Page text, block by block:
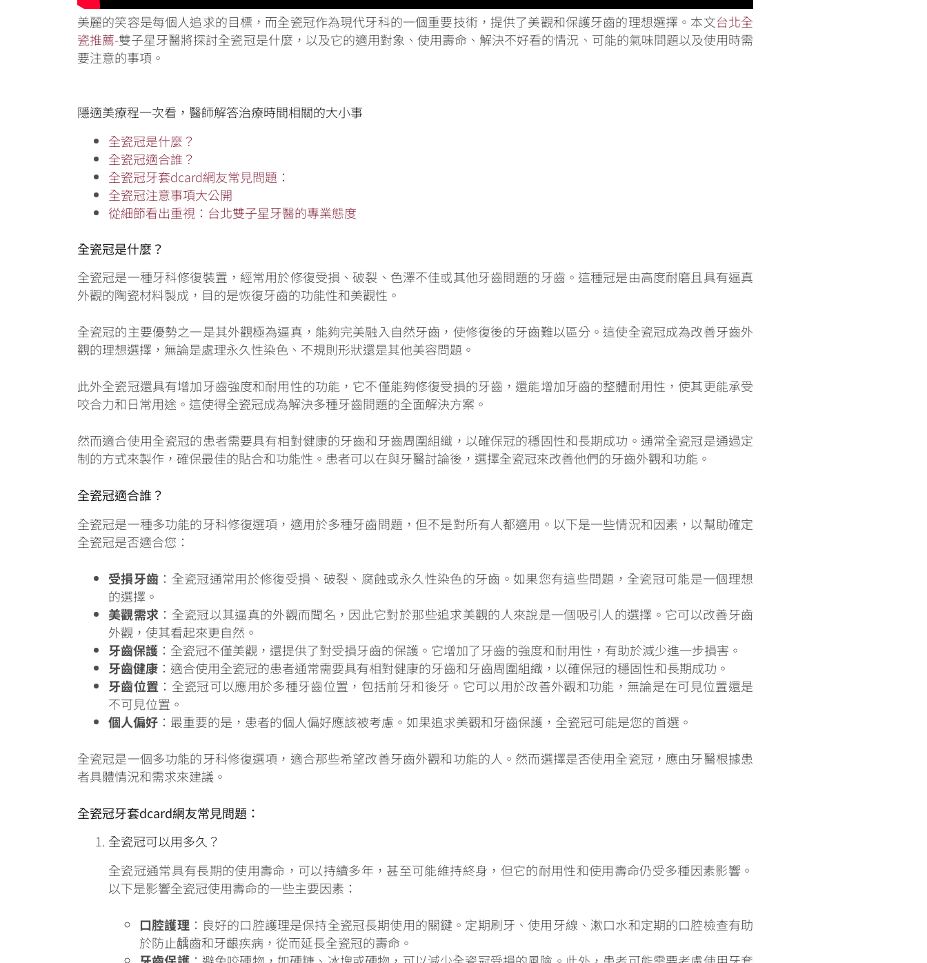
美麗的笑容是每個人追求的目標，而全瓷冠作為現代牙科的一個重要技術，提供了美觀和保護牙齒的理想選擇。本文台北全
瓷推薦-雙子星牙醫將探討全瓷冠是什麼，以及它的適用對象、使用壽命、解決不好看的情況、可能的氣味問題以及使用時需
要注意的事項。
隱適美療程一次看，醫師解答治療時間相關的大小事
全瓷冠是什麼？
全瓷冠適合誰？
全瓷冠牙套dcard網友常見問題：
全瓷冠注意事項大公開
從細節看出重視：台北雙子星牙醫的專業態度
全瓷冠是什麼？
全瓷冠是一種牙科修復裝置，經常用於修復受損、破裂、色澤不佳或其他牙齒問題的牙齒。這種冠是由高度耐磨且具有逼真
外觀的陶瓷材料製成，目的是恢復牙齒的功能性和美觀性。
全瓷冠的主要優勢之一是其外觀極為逼真，能夠完美融入自然牙齒，使修復後的牙齒難以區分。這使全瓷冠成為改善牙齒外
觀的理想選擇，無論是處理永久性染色、不規則形狀還是其他美容問題。
此外全瓷冠還具有增加牙齒強度和耐用性的功能，它不僅能夠修復受損的牙齒，還能增加牙齒的整體耐用性，使其更能承受
咬合力和日常用途。這使得全瓷冠成為解決多種牙齒問題的全面解決方案。
然而適合使用全瓷冠的患者需要具有相對健康的牙齒和牙齒周圍組織，以確保冠的穩固性和長期成功。通常全瓷冠是通過定
制的方式來製作，確保最佳的貼合和功能性。患者可以在與牙醫討論後，選擇全瓷冠來改善他們的牙齒外觀和功能。
全瓷冠適合誰？
全瓷冠是一種多功能的牙科修復選項，適用於多種牙齒問題，但不是對所有人都適用。以下是一些情況和因素，以幫助確定
全瓷冠是否適合您：
受損牙齒 ：全瓷冠通常用於修復受損、破裂、腐蝕或永久性染色的牙齒。如果您有這些問題，全瓷冠可能是一個理想
的選擇。
美觀需求 ：全瓷冠以其逼真的外觀而聞名，因此它對於那些追求美觀的人來說是一個吸引人的選擇。它可以改善牙齒
外觀，使其看起來更自然。
牙齒保護 ：全瓷冠不僅美觀，還提供了對受損牙齒的保護。它增加了牙齒的強度和耐用性，有助於減少進一步損害。
牙齒健康 ：適合使用全瓷冠的患者通常需要具有相對健康的牙齒和牙齒周圍組織，以確保冠的穩固性和長期成功。
牙齒位置 ：全瓷冠可以應用於多種牙齒位置，包括前牙和後牙。它可以用於改善外觀和功能，無論是在可見位置還是
不可見位置。
個人偏好 ：最重要的是，患者的個人偏好應該被考慮。如果追求美觀和牙齒保護，全瓷冠可能是您的首選。
全瓷冠是一個多功能的牙科修復選項，適合那些希望改善牙齒外觀和功能的人。然而選擇是否使用全瓷冠，應由牙醫根據患
者具體情況和需求來建議。
全瓷冠牙套dcard網友常見問題：
全瓷冠可以用多久？
全瓷冠通常具有長期的使用壽命，可以持續多年，甚至可能維持終身，但它的耐用性和使用壽命仍受多種因素影響。
以下是影響全瓷冠使用壽命的一些主要因素：
口腔護理 ：良好的口腔護理是保持全瓷冠長期使用的關鍵。定期刷牙、使用牙線、漱口水和定期的口腔檢查有助
於防止龋齒和牙齦疾病，從而延長全瓷冠的壽命。